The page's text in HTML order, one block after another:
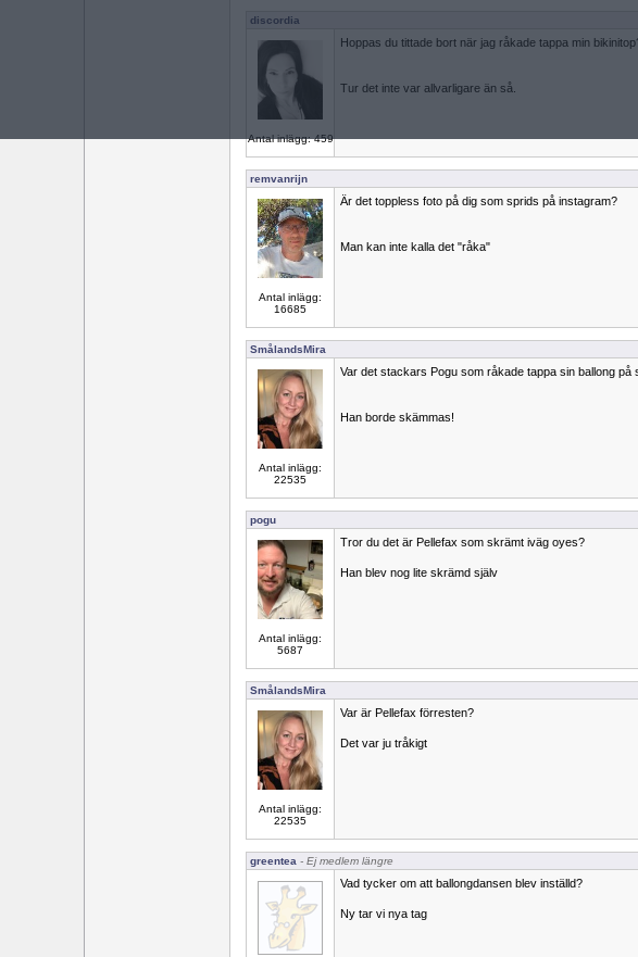
discordia
Antal inlägg: 459
Hoppas du tittade bort när jag råkade tappa min
Tur det inte var allvarligare än så.
remvanrijn
Antal inlägg:
16685
Är det toppless foto på dig som sprids på instagram?
Man kan inte kalla det "råka"
SmålandsMira
Antal inlägg:
22535
Var det stackars Pogu som råkade tappa sin ballong på
Han borde skämmas!
pogu
Antal inlägg:
5687
Tror du det är Pellefax som skrämt iväg oyes?
Han blev nog lite skrämd själv
SmålandsMira
Antal inlägg:
22535
Var är Pellefax förresten?
Det var ju tråkigt
greentea - Ej medlem längre
Vad tycker om att ballongdansen blev inställd?
Ny tar vi nya tag